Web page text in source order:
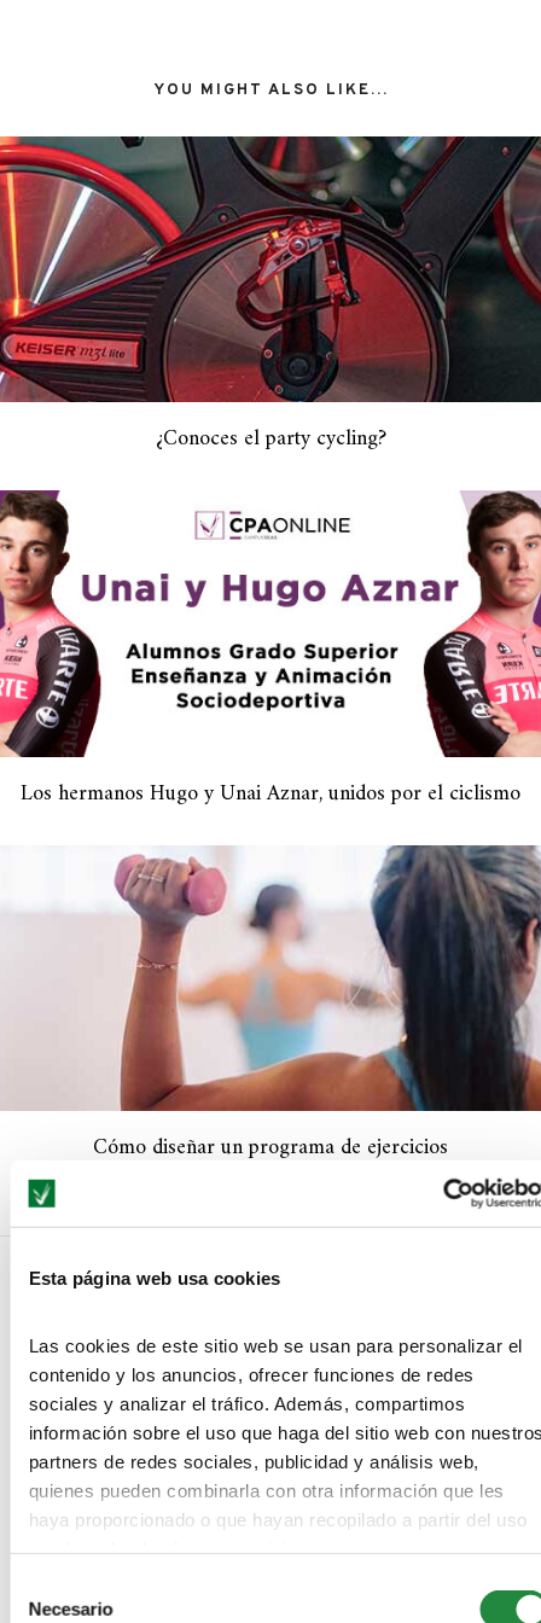
Esta página web usa cookies
Las cookies de este sitio web se usan para personalizar el
contenido y los anuncios, ofrecer funciones de redes
sociales y analizar el tráfico. Además, compartimos
información sobre el uso que haga del sitio web con
partners de redes sociales, publicidad y análisis web,
quienes pueden combinarla con otra información que les
haya proporcionado o que hayan recopilado a partir del uso
Necesario
YOU MIGHT ALSO LIKE...
¿Conoces el party cycling?
Los hermanos Hugo y Unai Aznar, unidos por el ciclismo
Cómo diseñar un programa de ejercicios